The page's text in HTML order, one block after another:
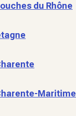
du Rhône
Maritime